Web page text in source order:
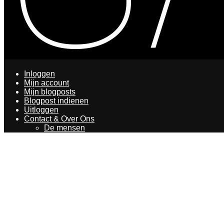
Inloggen
Mijn account
Mijn blogposts
Blogpost indienen
Uitloggen
Contact & Over Ons
De mensen